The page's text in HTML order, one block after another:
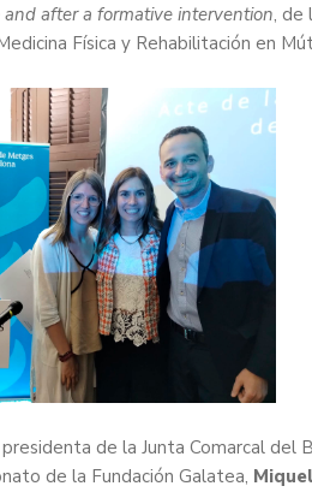
after a formative intervention, de
Física y Rehabilitación en
de la Junta Comarcal del
de la Fundación Galatea,